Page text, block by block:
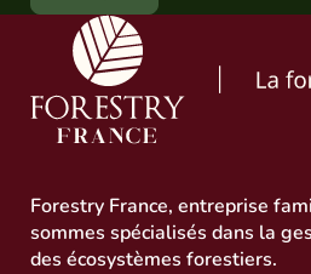
Forestry France, entreprise
sommes spécialisés dans la
des écosystèmes forestiers.